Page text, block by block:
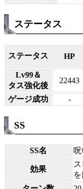
ステータス
ステータス HP
Lv99＆
タス強化後
22443
ゲージ成功 -
SS
SS名 呪
効果